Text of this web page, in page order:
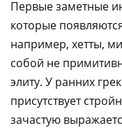
Первые заметные
которые
например, хетты,
собой не
элиту. У ранних
присутствует
зачастую